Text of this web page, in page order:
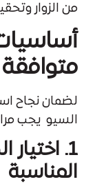
من الزوار
لضمان نجاح
السيو يجب
1.
المناسبة